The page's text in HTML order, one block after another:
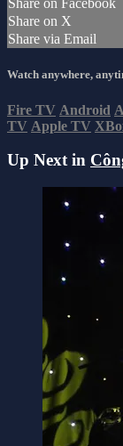
Share on Facebook
Share on X
Share via Email
Watch anywhere,
Fire TV Android
TV Apple TV
Up Next in